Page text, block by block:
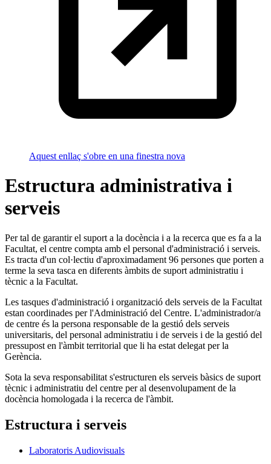
Aquest enllaç s'obre en una finestra nova
Estructura administrativa i
serveis
Per tal de garantir el suport a la docència i a la recerca que es fa a la
Facultat, el centre compta amb el personal d'administració i serveis.
Es tracta d'un col·lectiu d'aproximadament 96 persones que porten a
terme la seva tasca en diferents àmbits de suport administratiu i
tècnic a la Facultat.
Les tasques d'administració i organització dels serveis de la Facultat
estan coordinades per l'Administració del Centre. L'administrador/a
de centre és la persona responsable de la gestió dels serveis
universitaris, del personal administratiu i de serveis i de la gestió del
pressupost en l'àmbit territorial que li ha estat delegat per la
Gerència.
Sota la seva responsabilitat s'estructuren els serveis bàsics de suport
tècnic i administratiu del centre per al desenvolupament de la
docència homologada i la recerca de l'àmbit.
Estructura i serveis
Laboratoris Audiovisuals